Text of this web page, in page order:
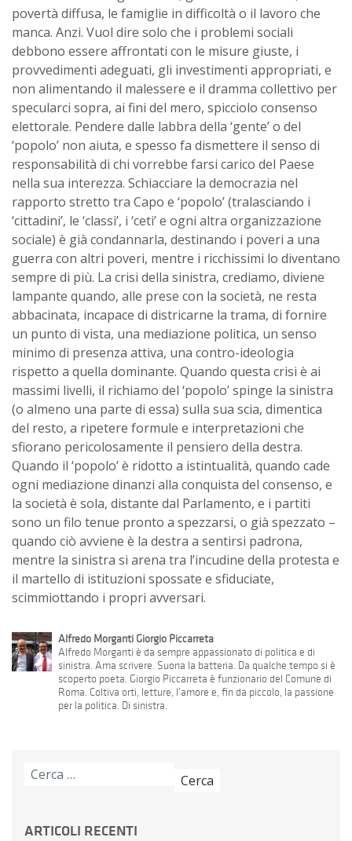
povertà diffusa, le famiglie in difficoltà o il lavoro che
manca. Anzi. Vuol dire solo che i problemi sociali
debbono essere affrontati con le misure giuste, i
provvedimenti adeguati, gli investimenti appropriati, e
non alimentando il malessere e il dramma collettivo per
specularci sopra, ai fini del mero, spicciolo consenso
elettorale. Pendere dalle labbra della ‘gente’ o del
‘popolo’ non aiuta, e spesso fa dismettere il senso di
responsabilità di chi vorrebbe farsi carico del Paese
nella sua interezza. Schiacciare la democrazia nel
rapporto stretto tra Capo e ‘popolo’ (tralasciando i
‘cittadini’, le ‘classi’, i ‘ceti’ e ogni altra organizzazione
sociale) è già condannarla, destinando i poveri a una
guerra con altri poveri, mentre i ricchissimi lo diventano
sempre di più. La crisi della sinistra, crediamo, diviene
lampante quando, alle prese con la società, ne resta
abbacinata, incapace di districarne la trama, di fornire
un punto di vista, una mediazione politica, un senso
minimo di presenza attiva, una contro-ideologia
rispetto a quella dominante. Quando questa crisi è ai
massimi livelli, il richiamo del ‘popolo’ spinge la sinistra
(o almeno una parte di essa) sulla sua scia, dimentica
del resto, a ripetere formule e interpretazioni che
sfiorano pericolosamente il pensiero della destra.
Quando il ‘popolo’ è ridotto a istintualità, quando cade
ogni mediazione dinanzi alla conquista del consenso, e
la società è sola, distante dal Parlamento, e i partiti
sono un filo tenue pronto a spezzarsi, o già spezzato –
quando ciò avviene è la destra a sentirsi padrona,
mentre la sinistra si arena tra l’incudine della protesta e
il martello di istituzioni spossate e sfiduciate,
scimmiottando i propri avversari.
Alfredo Morganti Giorgio Piccarreta
Alfredo Morganti è da sempre appassionato di politica e di
sinistra. Ama scrivere. Suona la batteria. Da qualche tempo si è
scoperto poeta. Giorgio Piccarreta è funzionario del Comune di
Roma. Coltiva orti, letture, l’amore e, fin da piccolo, la passione
per la politica. Di sinistra.
Ricerca
ARTICOLI RECENTI